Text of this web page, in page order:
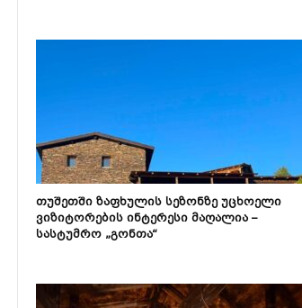
თუშეთში ზაფხულის სეზონზე უცხოელი
ვიზიტორების ინტერესი მაღალია –
სასტუმრო „გონთა“